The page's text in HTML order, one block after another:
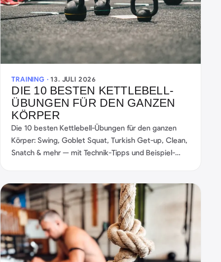
TRAINING ·13. JULI 2026
DIE 10 BESTEN KETTLEBELL-
ÜBUNGEN FÜR DEN GANZEN
KÖRPER
Die 10 besten Kettlebell-Übungen für den ganzen
Körper: Swing, Goblet Squat, Turkish Get-up, Clean,
Snatch & mehr — mit Technik-Tipps und Beispiel-